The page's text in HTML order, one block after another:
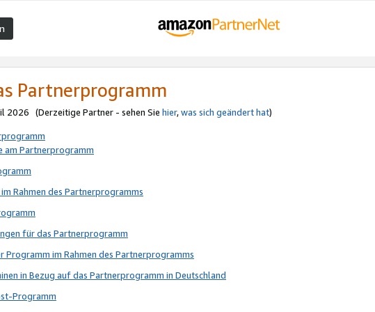
Partnerprogramm
2026 (Derzeitige Partner - sehen Sie hier,was sich geändert hat)
am Partnerprogramm
Rahmen des Partnerprogramms
für das Partnerprogramm
Programm im Rahmen des Partnerprogramms
in Bezug auf das Partnerprogramm in Deutschland
Programm